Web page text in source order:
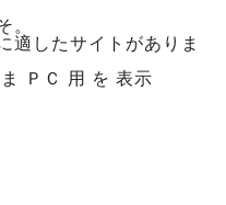
。
適したサイトがありま
ＰＣ 用 を 表示